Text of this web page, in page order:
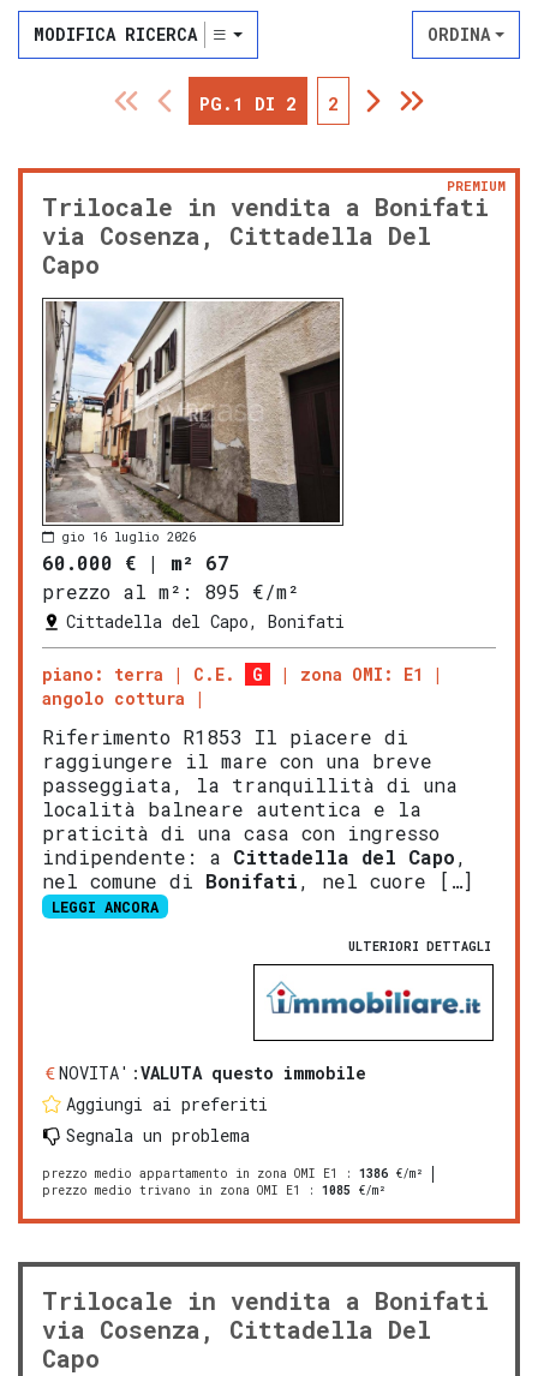
MODIFICA RICERCA ORDINA
PG.1 DI 2 2
Trilocale in vendita a Bonifati
via Cosenza, Cittadella Del
Capo
PREMIUM
gio 16 luglio 2026
60.000 € | m² 67
prezzo al m²:
895 €/m²
Cittadella del Capo, Bonifati
piano: terra C.E. G
zona OMI: E1
angolo cottura
Riferimento R1853 Il piacere di
raggiungere il mare con una breve
passeggiata, la tranquillità di una
località balneare autentica e la
praticità di una casa con ingresso
indipendente: a Cittadella del Capo,
nel comune di Bonifati, nel cuore […]
LEGGI ANCORA
ULTERIORI DETTAGLI
NOVITA':VALUTA questo immobile
Aggiungi ai preferiti
Segnala un problema
prezzo medio appartamento in zona OMI E1 : 1386 €/m²
prezzo medio trivano in zona OMI E1
: 1085 €/m²
Trilocale in vendita a Bonifati
via Cosenza, Cittadella Del
Capo